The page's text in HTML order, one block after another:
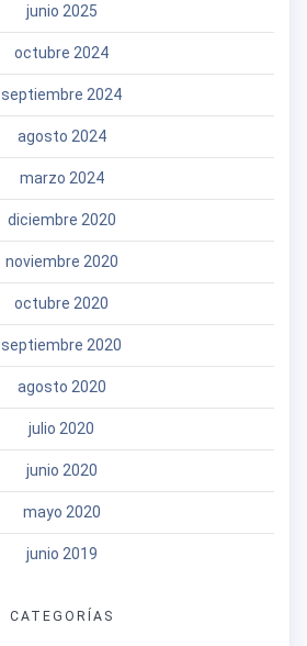
junio 2025
octubre 2024
septiembre 2024
agosto 2024
marzo 2024
diciembre 2020
noviembre 2020
octubre 2020
septiembre 2020
agosto 2020
julio 2020
junio 2020
mayo 2020
junio 2019
CATEGORÍAS